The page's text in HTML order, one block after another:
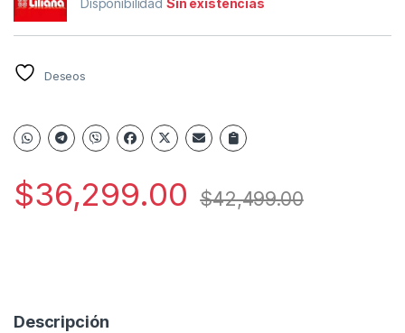
Disponibilidad Sin existencias
Deseos
$36,299.00 $42,499.00
Descripción